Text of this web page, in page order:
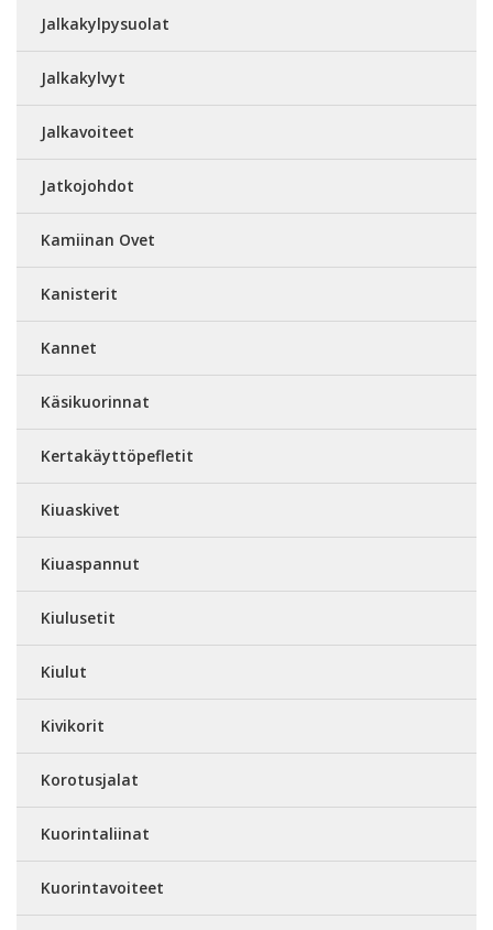
Jalkakylpysuolat
Jalkakylvyt
Jalkavoiteet
Jatkojohdot
Kamiinan Ovet
Kanisterit
Kannet
Käsikuorinnat
Kertakäyttöpefletit
Kiuaskivet
Kiuaspannut
Kiulusetit
Kiulut
Kivikorit
Korotusjalat
Kuorintaliinat
Kuorintavoiteet